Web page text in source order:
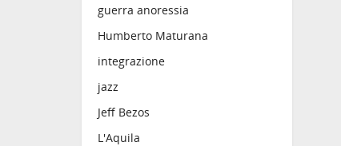
guerra anoressia
Humberto Maturana
integrazione
jazz
Jeff Bezos
L'Aquila